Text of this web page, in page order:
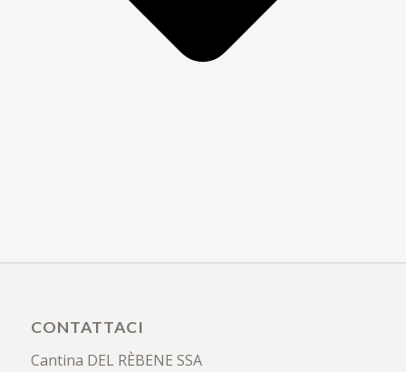
CONTATTACI
Cantina DEL RÈBENE SSA